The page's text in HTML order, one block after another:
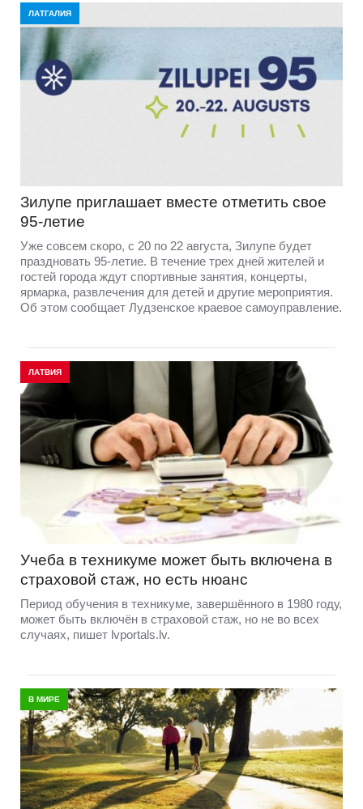
ЛАТГАЛИЯ
Зилупе приглашает вместе отметить свое
95-летие
Уже совсем скоро, с 20 по 22 августа, Зилупе будет
праздновать 95-летие. В течение трех дней жителей и
гостей города ждут спортивные занятия, концерты,
ярмарка, развлечения для детей и другие мероприятия.
Об этом сообщает Лудзенское краевое самоуправление.
ЛАТВИЯ
Учеба в техникуме может быть включена в
страховой стаж, но есть нюанс
Период обучения в техникуме, завершённого в 1980 году,
может быть включён в страховой стаж, но не во всех
случаях, пишет lvportals.lv.
В МИРЕ